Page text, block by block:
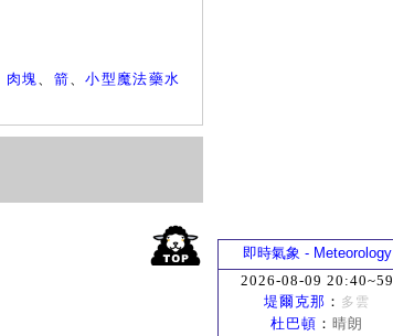
肉塊、 箭、小型魔法藥水
即時氣象 - Meteorology
2026-08-09 20:40~59
堤爾克那 ： 多雲
杜巴頓 ： 晴朗